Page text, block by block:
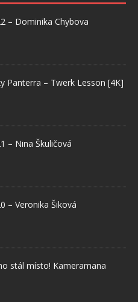
– Dominika Chybova
Panterra – Twerk Lesson [4K]
– Nina Škuličová
– Veronika Šiková
stál místo! Kameramana